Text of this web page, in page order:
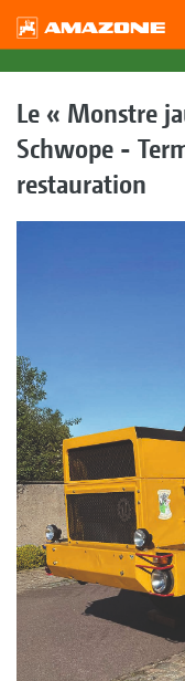
Le « Monstre
Schwope -
restauration